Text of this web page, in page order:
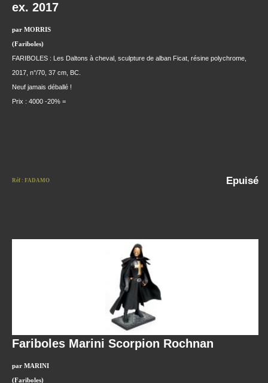
ex. 2017
par MORRIS
(Fariboles)
FARIBOLES : Les Daltons à cheval, sculpture de alban Ficat, résine polychrome,
2017, n°/70, 37 cm, BC.
Neuf jamais déballé !
Prix : 4000 -20% =
Réf : FADAMO Epuisé
Fariboles Marini Scorpion Rochnan
par MARINI
(Fariboles)